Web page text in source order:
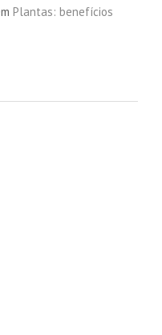
Plantas: benefícios